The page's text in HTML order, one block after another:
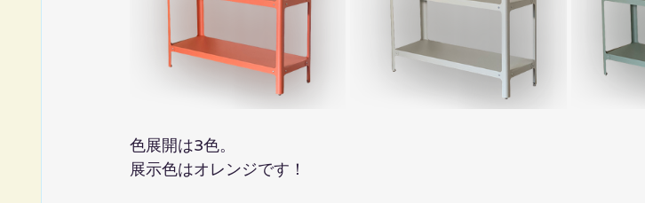
色展開は3色。
展示色はオレンジです！